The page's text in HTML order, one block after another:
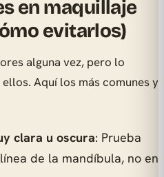
en maquillaje
evitarlos)
alguna vez, pero lo
Aquí los más comunes y
clara u oscura: Prueba
de la mandíbula, no en